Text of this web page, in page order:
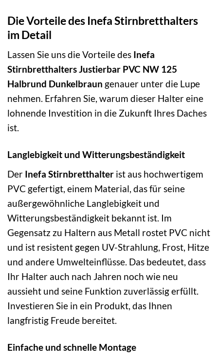
Die Vorteile des Inefa Stirnbretthalters
im Detail
Lassen Sie uns die Vorteile des Inefa
Stirnbretthalters Justierbar PVC NW 125
Halbrund Dunkelbraun genauer unter die Lupe
nehmen. Erfahren Sie, warum dieser Halter eine
lohnende Investition in die Zukunft Ihres Daches
ist.
Langlebigkeit und Witterungsbeständigkeit
Der Inefa Stirnbretthalter ist aus hochwertigem
PVC gefertigt, einem Material, das für seine
außergewöhnliche Langlebigkeit und
Witterungsbeständigkeit bekannt ist. Im
Gegensatz zu Haltern aus Metall rostet PVC nicht
und ist resistent gegen UV-Strahlung, Frost, Hitze
und andere Umwelteinflüsse. Das bedeutet, dass
Ihr Halter auch nach Jahren noch wie neu
aussieht und seine Funktion zuverlässig erfüllt.
Investieren Sie in ein Produkt, das Ihnen
langfristig Freude bereitet.
Einfache und schnelle Montage